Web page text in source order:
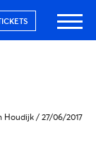
Houdijk / 27/06/2017